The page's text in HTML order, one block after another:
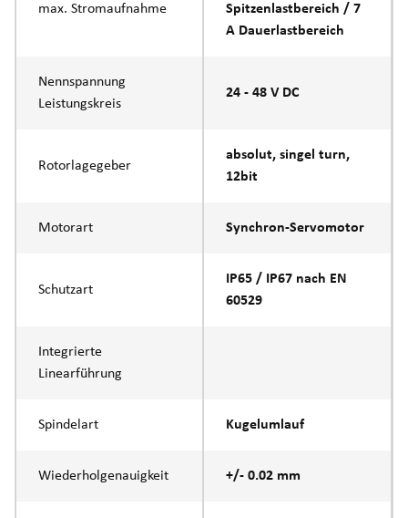
max. Stromaufnahme
Spitzenlastbereich / 7
A Dauerlastbereich
Nennspannung
Leistungskreis
24 - 48 V DC
Rotorlagegeber
absolut, singel turn,
12bit
Motorart Synchron-Servomotor
Schutzart
IP65 / IP67 nach EN
60529
Integrierte
Linearführung
Spindelart Kugelumlauf
Wiederholgenauigkeit +/- 0.02 mm